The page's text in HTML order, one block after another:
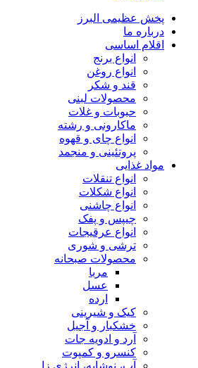
پخش عظیمی البرز
درباره ما
اقلام اساسی
انواع برنج
انواع روغن
قند و شکر
محصولات لبنی
حبوبات و غلات
ماکارونی و رشته
انواع چای و قهوه
پروتئینی و منجمد
مواد غذایی
انواع تنقلات
انواع شکلات
انواع چاشنی
چیپس و پفک
انواع عرقیجات
ترشی و شوری
محصولات صبحانه
مربا
عسل
ارده
کیک و شیرینی
خشکبار و آجیل
آرد و ادویه جات
کنسرو و کمپوت
آب، نوشابه، انرژی زا